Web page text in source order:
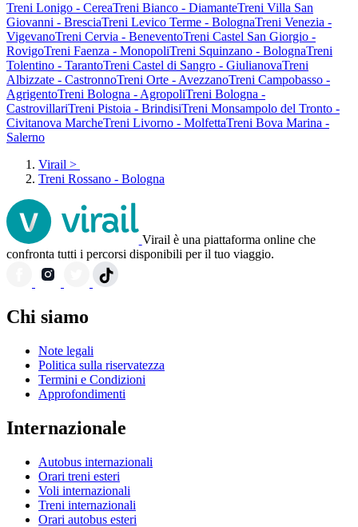
Treni Lonigo - CereaTreni Bianco - DiamanteTreni Villa San
Giovanni - BresciaTreni Levico Terme - BolognaTreni Venezia -
VigevanoTreni Cervia - BeneventoTreni Castel San Giorgio -
RovigoTreni Faenza - MonopoliTreni Squinzano - BolognaTreni
Tolentino - TarantoTreni Castel di Sangro - GiulianovaTreni
Albizzate - CastronnoTreni Orte - AvezzanoTreni Campobasso -
AgrigentoTreni Bologna - AgropoliTreni Bologna -
CastrovillariTreni Pistoia - BrindisiTreni Monsampolo del Tronto -
Civitanova MarcheTreni Livorno - MolfettaTreni Bova Marina -
Salerno
Virail >
Treni Rossano - Bologna
Virail è una piattaforma online che
confronta tutti i percorsi disponibili per il tuo viaggio.
Chi siamo
Note legali
Politica sulla riservatezza
Termini e Condizioni
Approfondimenti
Internazionale
Autobus internazionali
Orari treni esteri
Voli internazionali
Treni internazionali
Orari autobus esteri